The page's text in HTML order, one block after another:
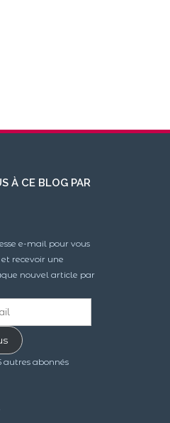
À CE BLOG PAR
e-mail pour vous
recevoir une
nouvel article par
autres abonnés